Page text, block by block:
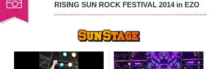
RISING SUN ROCK FESTIVAL 2014 in EZO
PHOTO